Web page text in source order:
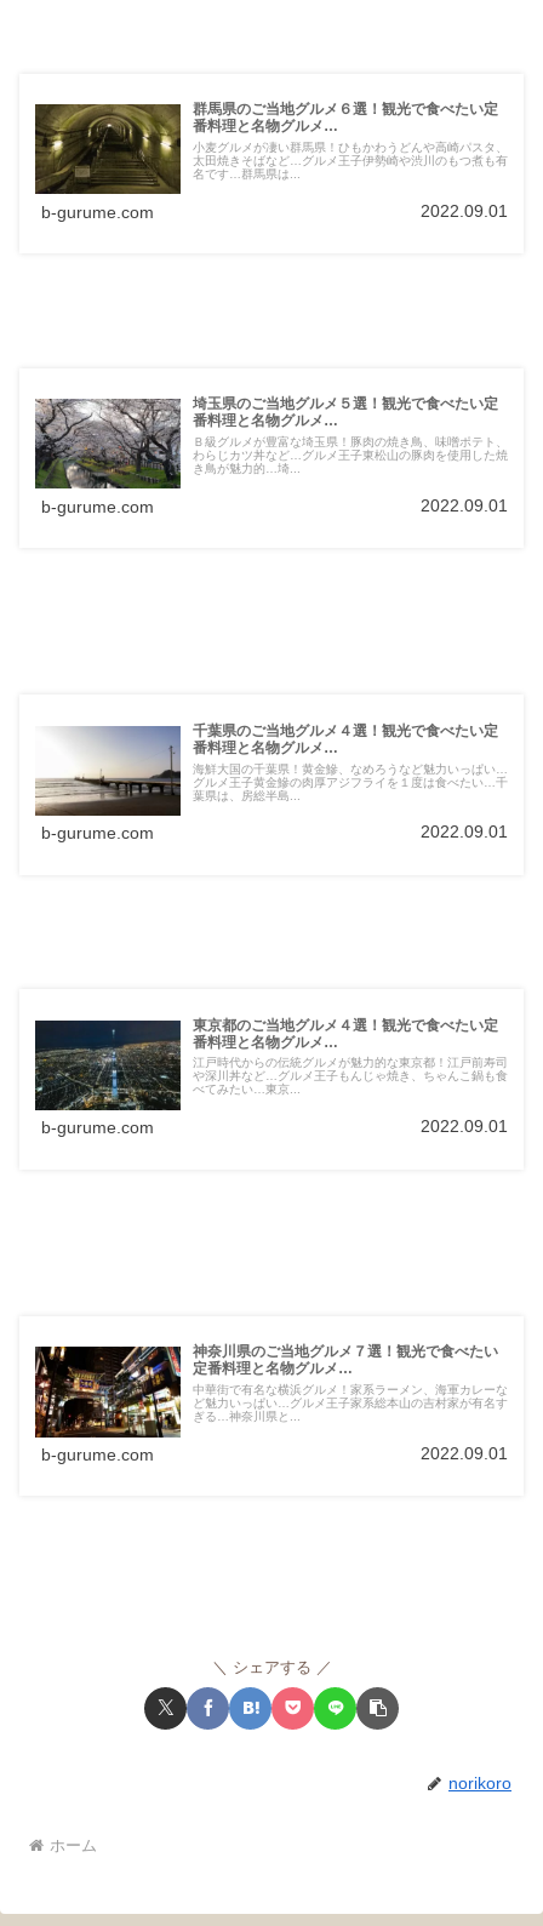
群馬県のご当地グルメ６選！観光で食べたい定
番料理と名物グルメ…
小麦グルメが凄い群馬県！ひもかわうどんや高崎パスタ、
太田焼きそばなど…グルメ王子伊勢崎や渋川のもつ煮も有
名です…群馬県は...
b-gurume.com 2022.09.01
埼玉県のご当地グルメ５選！観光で食べたい定
番料理と名物グルメ…
Ｂ級グルメが豊富な埼玉県！豚肉の焼き鳥、味噌ポテト、
わらじカツ丼など…グルメ王子東松山の豚肉を使用した焼
き鳥が魅力的…埼...
b-gurume.com 2022.09.01
千葉県のご当地グルメ４選！観光で食べたい定
番料理と名物グルメ…
海鮮大国の千葉県！黄金鰺、なめろうなど魅力いっぱい…
グルメ王子黄金鰺の肉厚アジフライを１度は食べたい…千
葉県は、房総半島...
b-gurume.com 2022.09.01
東京都のご当地グルメ４選！観光で食べたい定
番料理と名物グルメ…
江戸時代からの伝統グルメが魅力的な東京都！江戸前寿司
や深川丼など…グルメ王子もんじゃ焼き、ちゃんこ鍋も食
べてみたい…東京...
b-gurume.com 2022.09.01
神奈川県のご当地グルメ７選！観光で食べたい
定番料理と名物グルメ…
中華街で有名な横浜グルメ！家系ラーメン、海軍カレーな
ど魅力いっぱい…グルメ王子家系総本山の吉村家が有名す
ぎる…神奈川県と...
b-gurume.com 2022.09.01
シェアする
norikoro
ホーム